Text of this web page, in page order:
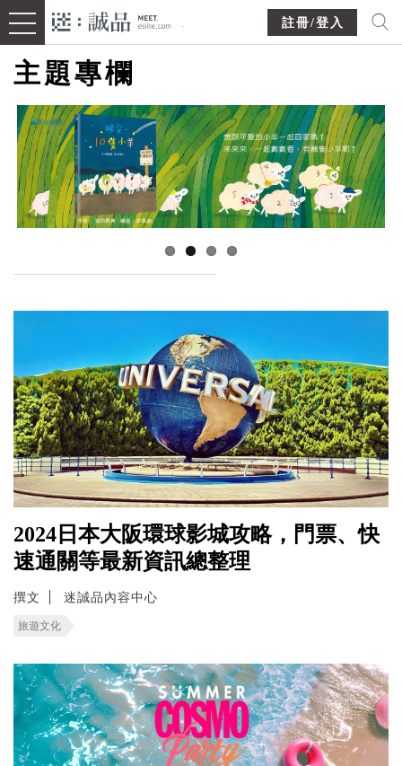
註冊/登入
主題專欄
2024日本大阪環球影城攻略，門票、快
速通關等最新資訊總整理
撰文 迷誠品內容中心
旅遊文化